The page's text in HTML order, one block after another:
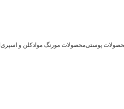
پوستیمحصولات مورنگ مو ادکلن و اسپری